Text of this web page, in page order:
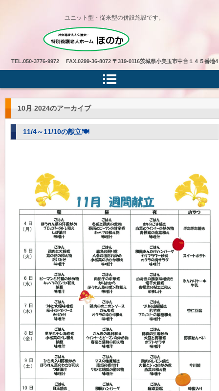
特別養護老人ホームほのか
ユニット型・従来型の併設施設です。
TEL.050-3776-9972 FAX.0299-36-8072 〒319-0116茨城県小美玉市中台１４５番地4
10月 2024のアーカイブ
11/4～11/10の献立🍽